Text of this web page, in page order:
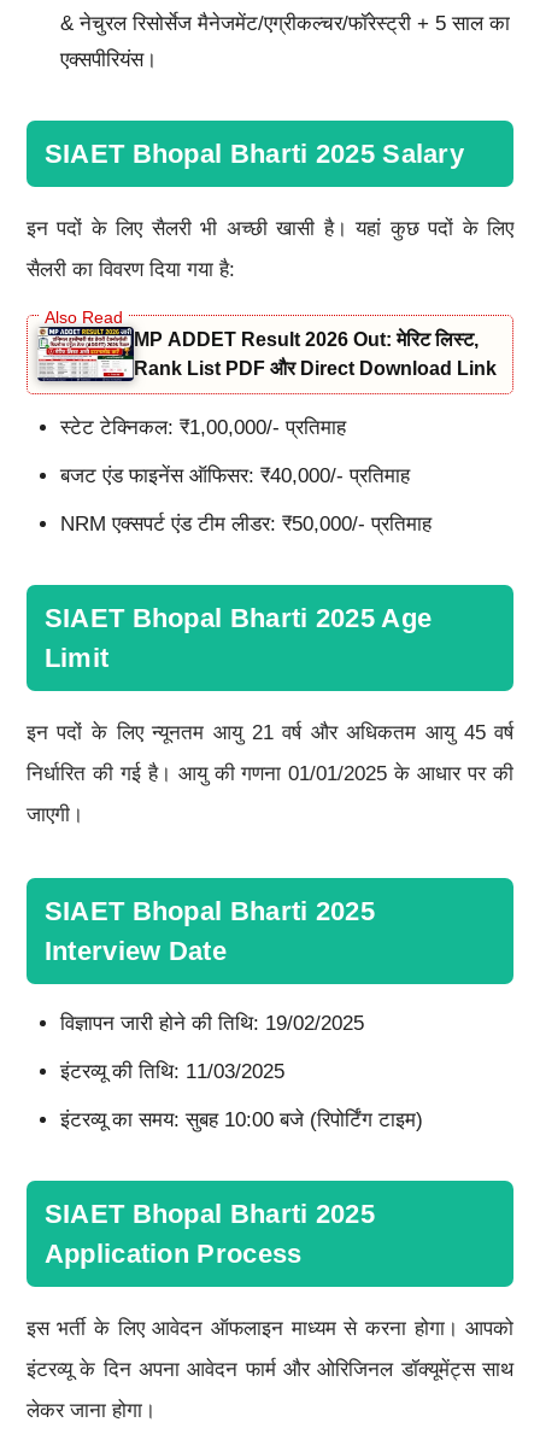
& नेचुरल रिसोर्सेज मैनेजमेंट/एग्रीकल्चर/फॉरेस्ट्री + 5 साल का
एक्सपीरियंस।
SIAET Bhopal Bharti 2025 Salary
इन पदों के लिए सैलरी भी अच्छी खासी है। यहां कुछ पदों के लिए
सैलरी का विवरण दिया गया है:
MP ADDET Result 2026 Out: मेरिट लिस्ट,
Rank List PDF और Direct Download Link
स्टेट टेक्निकल: ₹1,00,000/- प्रतिमाह
बजट एंड फाइनेंस ऑफिसर: ₹40,000/- प्रतिमाह
NRM एक्सपर्ट एंड टीम लीडर: ₹50,000/- प्रतिमाह
SIAET Bhopal Bharti 2025 Age
Limit
इन पदों के लिए न्यूनतम आयु 21 वर्ष और अधिकतम आयु 45 वर्ष
निर्धारित की गई है। आयु की गणना 01/01/2025 के आधार पर की
जाएगी।
SIAET Bhopal Bharti 2025
Interview Date
विज्ञापन जारी होने की तिथि: 19/02/2025
इंटरव्यू की तिथि: 11/03/2025
इंटरव्यू का समय: सुबह 10:00 बजे (रिपोर्टिंग टाइम)
SIAET Bhopal Bharti 2025
Application Process
इस भर्ती के लिए आवेदन ऑफलाइन माध्यम से करना होगा। आपको
इंटरव्यू के दिन अपना आवेदन फार्म और ओरिजिनल डॉक्यूमेंट्स साथ
लेकर जाना होगा।